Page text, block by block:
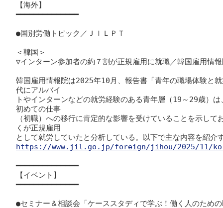
【海外】
━━━━━━━━━━━━━━
●国別労働トピック／ＪＩＬＰＴ
＜韓国＞
▽インターン参加者の約７割が正規雇用に就職／韓国雇用情
韓国雇用情報院は2025年10月、報告書「青年の職場体験と
代にアルバイ
トやインターンなどの就労経験のある青年層（19～29歳）
初めての仕事
（初職）への移行に肯定的な影響を受けていることを示し
くが正規雇用
https://www.jil.go.jp/foreign/jihou/2025/11/
━━━━━━━━━━━━━━
【イベント】
━━━━━━━━━━━━━━
●セミナー＆相談会「ケーススタディで学ぶ！働く人のため